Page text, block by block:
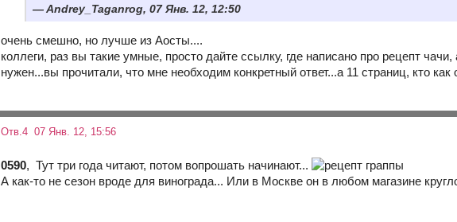
Andrey_Taganrog, 07 Янв. 12, 12:50
очень смешно, но лучше из Аосты....
коллеги, раз вы такие умные, просто дайте ссылку, где написано про рецепт
нужен...вы прочитали, что мне необходим конкретный ответ...а 11 страниц, кто как
Отв.4 07 Янв. 12, 15:56
0590, Тут три года читают, потом вопрошать начинают...
А как-то не сезон вроде для винограда... Или в Москве он в любом магазине